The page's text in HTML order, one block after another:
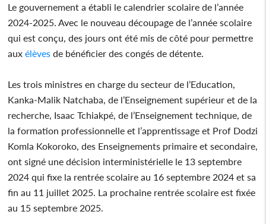
Le gouvernement a établi le calendrier scolaire de l’année
2024-2025. Avec le nouveau découpage de l’année scolaire
qui est conçu, des jours ont été mis de côté pour permettre
aux élèves de bénéficier des congés de détente.
Les trois ministres en charge du secteur de l’Education,
Kanka-Malik Natchaba, de l’Enseignement supérieur et de la
recherche, Isaac Tchiakpé, de l’Enseignement technique, de
la formation professionnelle et l’apprentissage et Prof Dodzi
Komla Kokoroko, des Enseignements primaire et secondaire,
ont signé une décision interministérielle le 13 septembre
2024 qui fixe la rentrée scolaire au 16 septembre 2024 et sa
fin au 11 juillet 2025. La prochaine rentrée scolaire est fixée
au 15 septembre 2025.